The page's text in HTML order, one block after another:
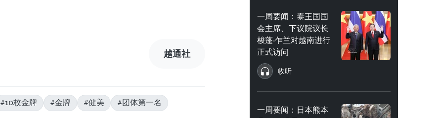
越通社
#10枚金牌 #金牌 #健美 #团体第一名
一周要闻：泰王国国
会主席、下议院议长
梭蓬·乍兰对越南进行
正式访问
收听
一周要闻：日本熊本